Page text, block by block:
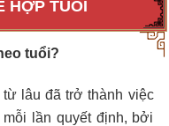
HỢP TUỔI
tuổi?
từ lâu đã trở thành việc
lần quyết định, bởi